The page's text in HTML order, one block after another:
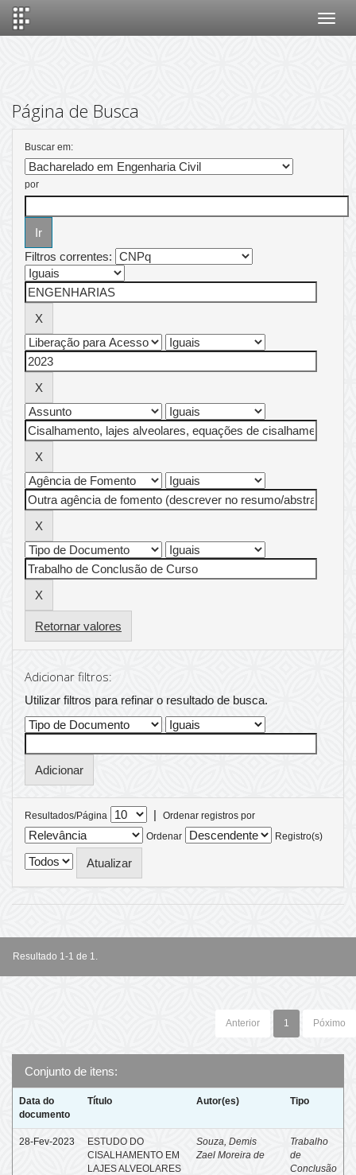
Página de Busca
Buscar em:
por
Filtros correntes:
Retornar valores
Adicionar filtros:
Utilizar filtros para refinar o resultado de busca.
Resultados/Página |
Ordenar registros por
Ordenar
Registro(s)
Resultado 1-1 de 1.
Anterior 1 Póximo
Conjunto de itens:
Data do
documento
Título Autor(es) Tipo
28-Fev-2023
ESTUDO DO
CISALHAMENTO EM
LAJES ALVEOLARES
Souza, Demis
Zael Moreira de
Trabalho
de
Conclusão